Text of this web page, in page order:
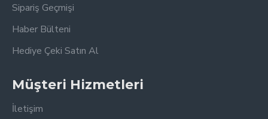
Sipariş Geçmişi
Haber Bülteni
Hediye Çeki Satın Al
Müşteri Hizmetleri
İletişim